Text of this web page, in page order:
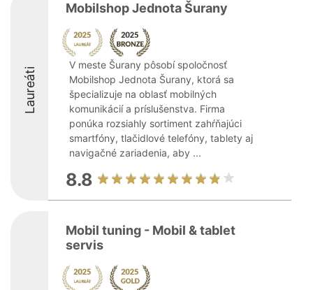
Laureáti
Mobilshop Jednota Šurany
V meste Šurany pôsobí spoločnosť
Mobilshop Jednota Šurany, ktorá sa
špecializuje na oblasť mobilných
komunikácií a príslušenstva. Firma
ponúka rozsiahly sortiment zahŕňajúci
smartfóny, tlačidlové telefóny, tablety aj
navigačné zariadenia, aby ...
8.8
Mobil tuning - Mobil & tablet
servis